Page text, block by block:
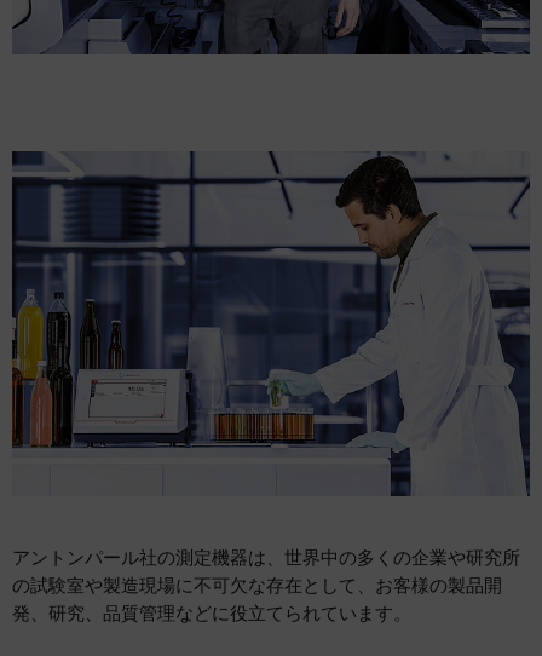
アントンパール社の測定機器は、世界中の多くの企業や研究所
の試験室や製造現場に不可欠な存在として、お客様の製品開
発、研究、品質管理などに役立てられています。